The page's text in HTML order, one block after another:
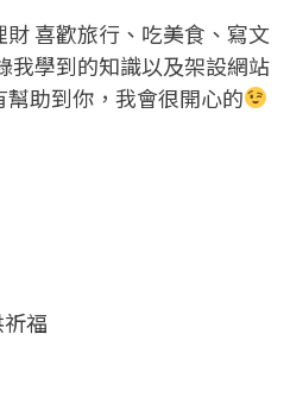
喜歡旅行、吃美食、寫文
我學到的知識以及架設網站
助到你，我會很開心的
福